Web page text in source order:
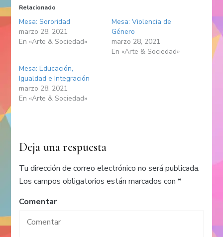
Relacionado
Mesa: Sororidad
marzo 28, 2021
En «Arte & Sociedad»
Mesa: Violencia de
Género
marzo 28, 2021
En «Arte & Sociedad»
Mesa: Educación,
Igualdad e Integración
marzo 28, 2021
En «Arte & Sociedad»
Deja una respuesta
Tu dirección de correo electrónico no será publicada.
Los campos obligatorios están marcados con*
Comentar